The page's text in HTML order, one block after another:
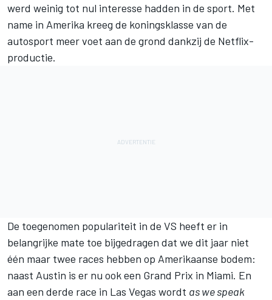
werd weinig tot nul interesse hadden in de sport. Met
name in Amerika kreeg de koningsklasse van de
autosport meer voet aan de grond dankzij de Netflix-
productie.
De toegenomen populariteit in de VS heeft er in
belangrijke mate toe bijgedragen dat we dit jaar niet
één maar twee races hebben op Amerikaanse bodem:
naast Austin is er nu ook een Grand Prix in Miami. En
aan een derde race in Las Vegas wordt as we speak